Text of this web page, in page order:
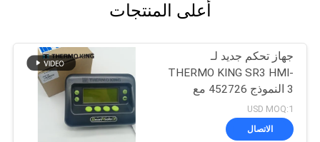
أعلى المنتجات
جهاز تحكم جديد لـ
THERMO KING SR3 HMI-
3 النموذج 452726 مع
SR4
USD MOQ:1
الاتصال